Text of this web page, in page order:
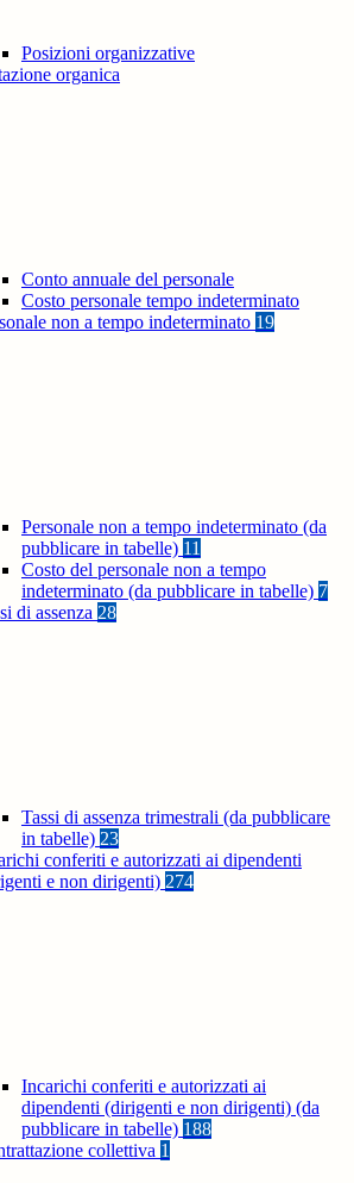
Posizioni organizzative
organica
Conto annuale del personale
Costo personale tempo indeterminato
non a tempo indeterminato 19
Personale non a tempo indeterminato (da
pubblicare in tabelle) 11
Costo del personale non a tempo
indeterminato (da pubblicare in tabelle) 7
di assenza 28
Tassi di assenza trimestrali (da pubblicare
in tabelle) 23
conferiti e autorizzati ai dipendenti
e non dirigenti) 274
Incarichi conferiti e autorizzati ai
dipendenti (dirigenti e non dirigenti) (da
pubblicare in tabelle) 188
collettiva 1